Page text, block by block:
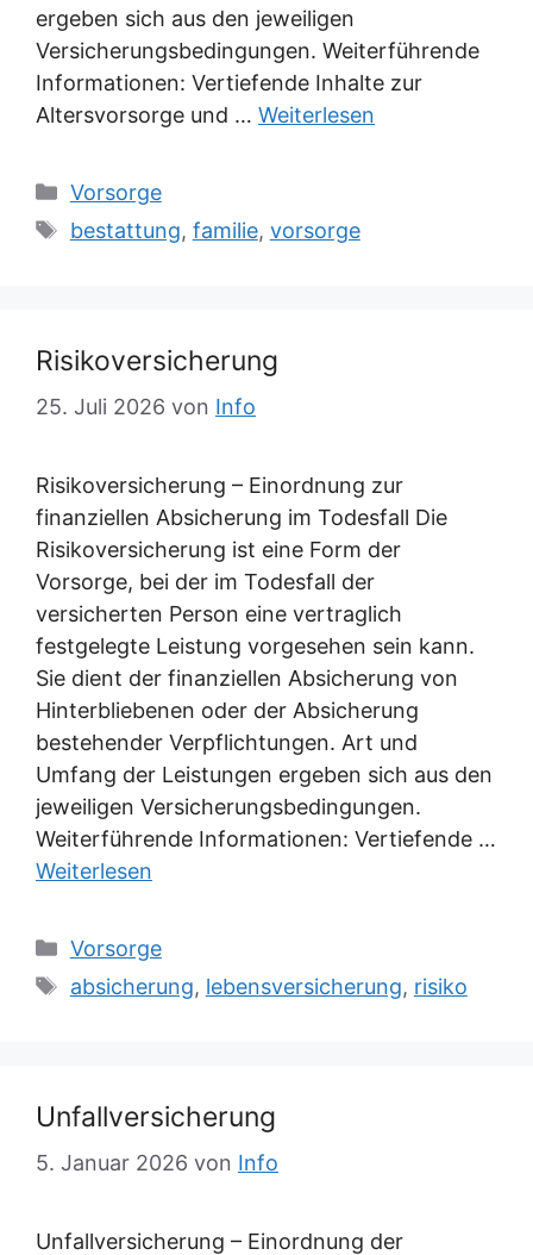
ergeben sich aus den jeweiligen
Versicherungsbedingungen. Weiterführende
Informationen: Vertiefende Inhalte zur
Altersvorsorge und … Weiterlesen
Kategorien
Vorsorge
Schlagwörter
bestattung, familie, vorsorge
Risikoversicherung
25. Juli 2026 von Info
Risikoversicherung – Einordnung zur
finanziellen Absicherung im Todesfall Die
Risikoversicherung ist eine Form der
Vorsorge, bei der im Todesfall der
versicherten Person eine vertraglich
festgelegte Leistung vorgesehen sein kann.
Sie dient der finanziellen Absicherung von
Hinterbliebenen oder der Absicherung
bestehender Verpflichtungen. Art und
Umfang der Leistungen ergeben sich aus den
jeweiligen Versicherungsbedingungen.
Weiterführende Informationen: Vertiefende …
Weiterlesen
Kategorien
Vorsorge
Schlagwörter
absicherung, lebensversicherung, risiko
Unfallversicherung
5. Januar 2026 von Info
Unfallversicherung – Einordnung der